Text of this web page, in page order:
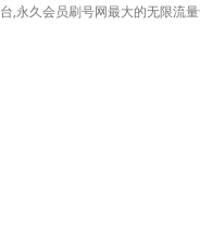
台,永久会员刷号网最大的无限流